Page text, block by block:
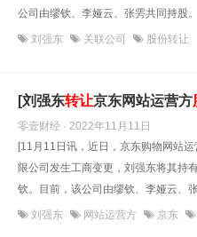
公司由缪钦、李娅云、张雱共同持股
刘强东 关联公司 股份转让
[刘强东转让京东网站运营方
零壹财经 · 2022年11月11日
[11月11日讯，近日，京东购物网站
限公司发生工商变更，刘强东将其持
钦。目前，该公司由缪钦、李娅云、
刘强东 网站运营方 京东